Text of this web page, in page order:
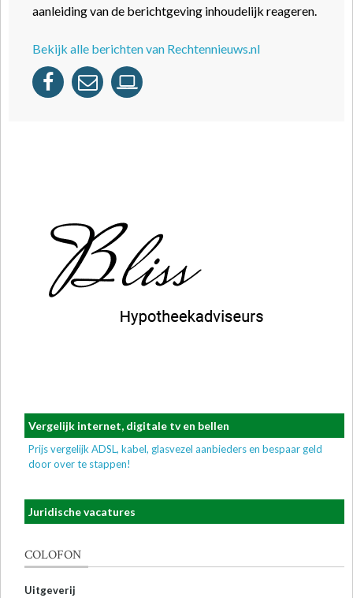
aanleiding van de berichtgeving inhoudelijk reageren.
Bekijk alle berichten van Rechtennieuws.nl
Vergelijk internet, digitale tv en bellen
Prijs vergelijk ADSL, kabel, glasvezel aanbieders en bespaar geld
door over te stappen!
Juridische vacatures
COLOFON
Uitgeverij